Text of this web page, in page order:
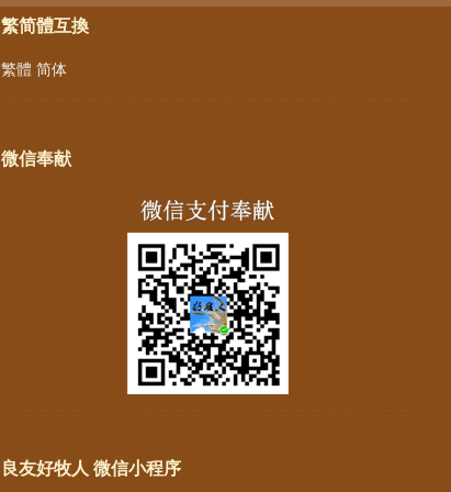
繁简體互換
繁體 简体
微信奉献
良友好牧人 微信小程序